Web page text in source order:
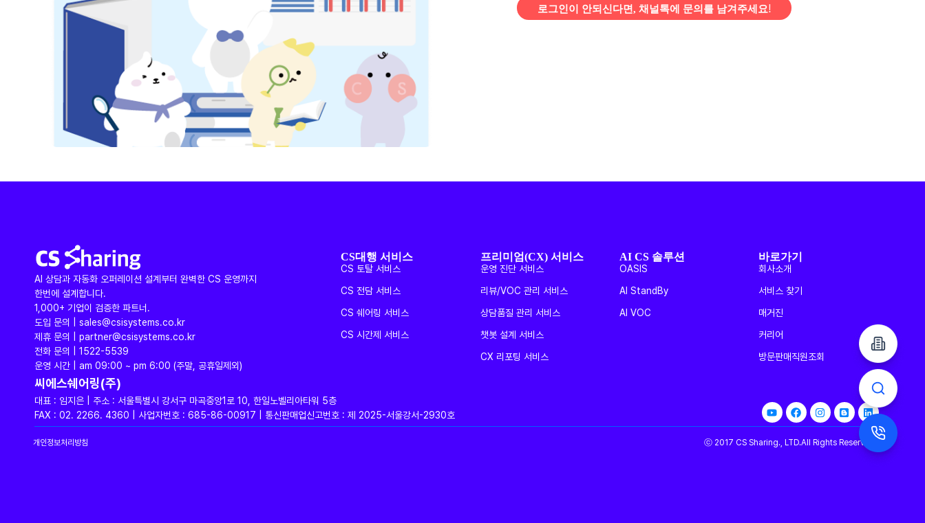
로그인이 안되신다면, 채널톡에 문의를 남겨주세요!
AI 상담과 자동화 오퍼레이션 설계부터 완벽한 CS 운영까지
한번에 설계합니다.
1,000+ 기업이 검증한 파트너.
도입 문의 | sales@csisystems.co.kr
제휴 문의 | partner@csisystems.co.kr
전화 문의 | 1522-5539
운영 시간 | am 09:00 ~ pm 6:00 (주말, 공휴일제외)
CS대행 서비스
CS 토탈 서비스
CS 전담 서비스
CS 쉐어링 서비스
CS 시간제 서비스
프리미엄(CX) 서비스
운영 진단 서비스
리뷰/VOC 관리 서비스
상담품질 관리 서비스
챗봇 설계 서비스
CX 리포팅 서비스
AI CS 솔루션
OASIS
AI StandBy
AI VOC
바로가기
회사소개
서비스 찾기
매거진
커리어
방문판매직원조회
씨에스쉐어링(주)
대표 : 임지은 | 주소 : 서울특별시 강서구 마곡중앙1로 10, 한일노벨리아타워 5층
FAX : 02. 2266. 4360 | 사업자번호 : 685-86-00917 | 통신판매업신고번호 : 제 2025-서울강서-2930호
개인정보처리방침 ⓒ 2017 CS Sharing., LTD.All Rights Reserved.